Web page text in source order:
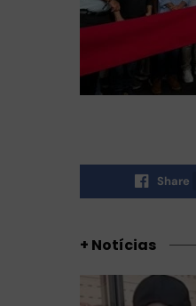
Share
+ Notícias